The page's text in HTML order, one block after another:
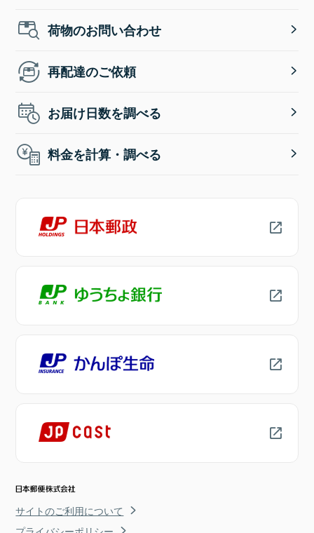
荷物のお問い合わせ
再配達のご依頼
お届け日数を調べる
料金を計算・調べる
サイトのご利用について